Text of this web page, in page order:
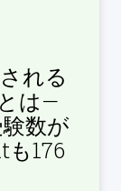
れる
は—
数が
も176